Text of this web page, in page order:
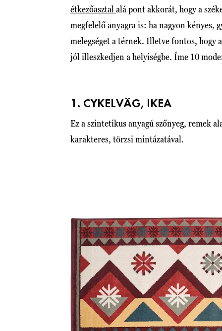
étkezőasztal alá pont akkorát, hogy a
megfelelő anyagra is: ha nagyon kényes,
melegséget a térnek. Illetve fontos, hogy
jól illeszkedjen a helyiségbe. Íme 10
1. CYKELVÄG, IKEA
Ez a szintetikus anyagú szőnyeg, remek
karakteres, törzsi mintázatával.